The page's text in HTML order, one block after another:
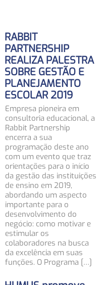
RABBIT
PARTNERSHIP
REALIZA PALESTRA
SOBRE GESTÃO E
PLANEJAMENTO
ESCOLAR 2019
Empresa pioneira em
consultoria educacional, a
Rabbit Partnership
encerra a sua
programação deste ano
com um evento que traz
orientações para o início
da gestão das instituições
de ensino em 2019,
abordando um aspecto
importante para o
desenvolvimento do
negócio: como motivar e
estimular os
colaboradores na busca
da excelência em suas
funções. O Programa […]